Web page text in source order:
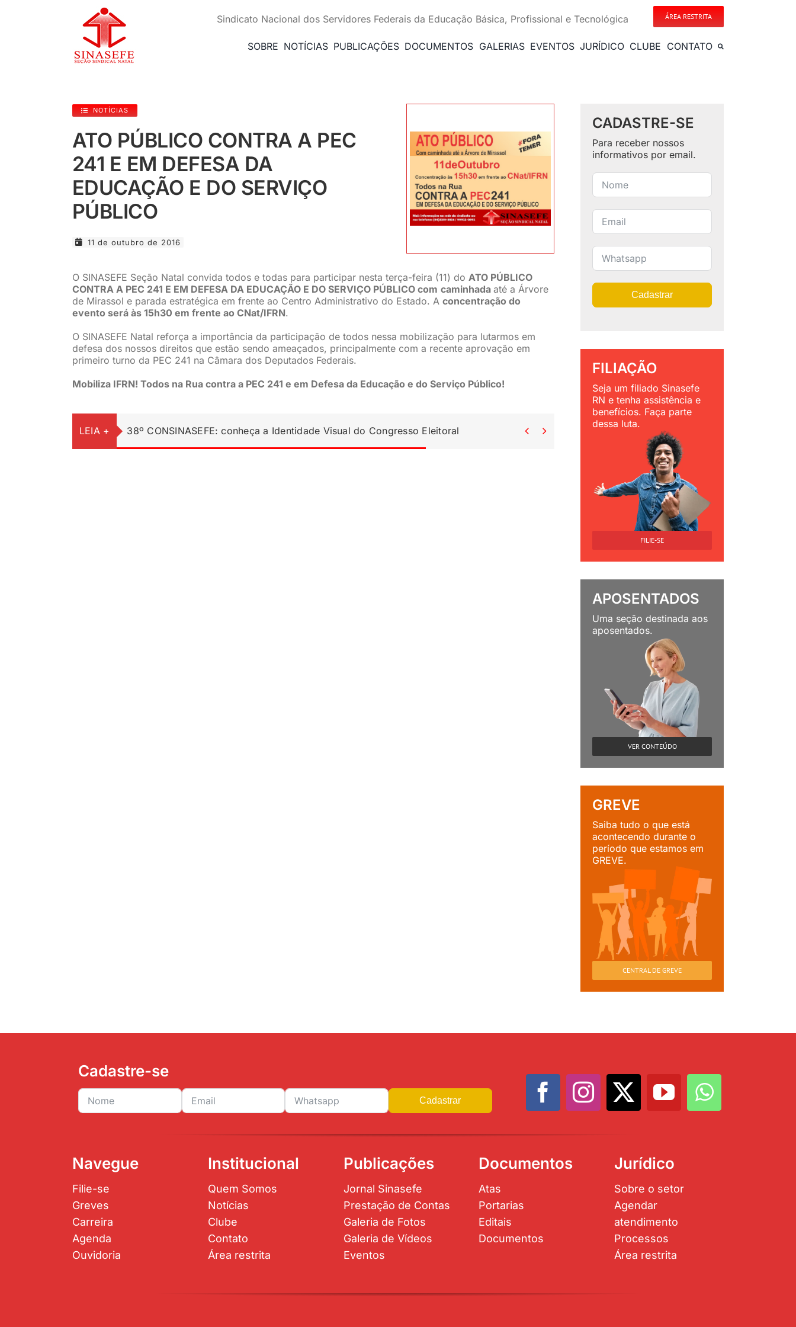
Sindicato Nacional dos Servidores Federais da Educação Básica, Profissional e Tecnológica ÁREA RESTRITA
SOBRE NOTÍCIAS PUBLICAÇÕES DOCUMENTOS GALERIAS EVENTOS JURÍDICO CLUBE CONTATO
NOTÍCIAS
ATO PÚBLICO CONTRA A PEC
241 E EM DEFESA DA
EDUCAÇÃO E DO SERVIÇO
PÚBLICO
11 de outubro de 2016
O SINASEFE Seção Natal convida todos e todas para participar nesta terça-feira (11) do ATO PÚBLICO
CONTRA A PEC 241 E EM DEFESA DA EDUCAÇÃO E DO SERVIÇO PÚBLICO com caminhada até a Árvore
de Mirassol e parada estratégica em frente ao Centro Administrativo do Estado. A concentração do
evento será às 15h30 em frente ao CNat/IFRN.
O SINASEFE Natal reforça a importância da participação de todos nessa mobilização para lutarmos em
defesa dos nossos direitos que estão sendo ameaçados, principalmente com a recente aprovação em
primeiro turno da PEC 241 na Câmara dos Deputados Federais.
Mobiliza IFRN! Todos na Rua contra a PEC 241 e em Defesa da Educação e do Serviço Público!
LEIA + 38º CONSINASEFE: conheça a Identidade Visual do Congresso Eleitoral  
CADASTRE-SE
Para receber nossos
informativos por email.
Cadastrar
FILIAÇÃO
Seja um filiado Sinasefe
RN e tenha assistência e
benefícios. Faça parte
dessa luta.
FILIE-SE
APOSENTADOS
Uma seção destinada aos
aposentados.
VER CONTEÚDO
GREVE
Saiba tudo o que está
acontecendo durante o
período que estamos em
GREVE.
CENTRAL DE GREVE
Cadastre-se
Cadastrar
Navegue
Filie-se
Greves
Carreira
Agenda
Ouvidoria
Institucional
Quem Somos
Notícias
Clube
Contato
Área restrita
Publicações
Jornal Sinasefe
Prestação de Contas
Galeria de Fotos
Galeria de Vídeos
Eventos
Documentos
Atas
Portarias
Editais
Documentos
Jurídico
Sobre o setor
Agendar
atendimento
Processos
Área restrita